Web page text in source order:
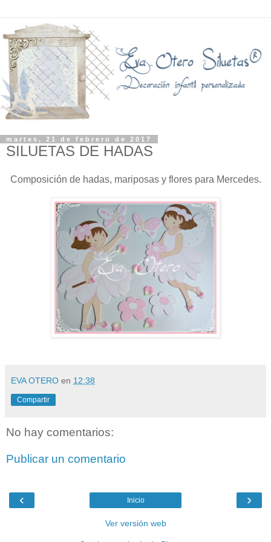
martes, 21 de febrero de 2017
SILUETAS DE HADAS
Composición de hadas, mariposas y flores para Mercedes.
EVA OTERO en 12:38
Compartir
No hay comentarios:
Publicar un comentario
‹ ›
Inicio
Ver versión web